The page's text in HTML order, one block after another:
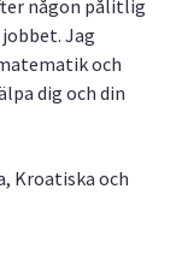
någon pålitlig
Jag
och
dig och din
Kroatiska och